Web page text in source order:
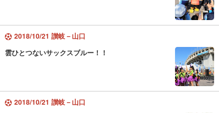
2018/10/21 讃岐－山口
雲ひとつないサックスブルー！！
2018/10/21 讃岐－山口